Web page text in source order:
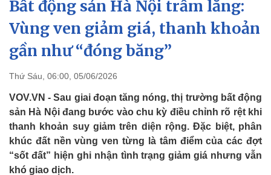
Chính trị
Đảng
Tổ chức nhân sự
Quốc hội
Nhận diện sự thật
Xã hội
Tin 24h
Dự báo thời tiết
Giáo dục
Dấu ấn VOV
Bất động sản Hà Nội trầm lắng:
Vùng ven giảm giá, thanh khoản
gần như “đóng băng”
Thứ Sáu, 06:00, 05/06/2026
VOV.VN - Sau giai đoạn tăng nóng, thị trường bất động
sản Hà Nội đang bước vào chu kỳ điều chỉnh rõ rệt khi
thanh khoản suy giảm trên diện rộng. Đặc biệt, phân
khúc đất nền vùng ven từng là tâm điểm của các đợt
“sốt đất” hiện ghi nhận tình trạng giảm giá nhưng vẫn
khó giao dịch.